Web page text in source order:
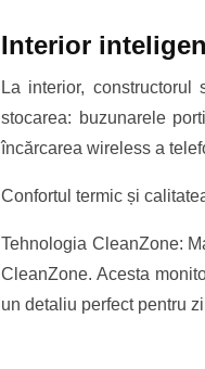
Interior
La interior,
stocarea: buzunarele
încărcarea wireless a
Confortul termic și
Tehnologia CleanZone:
CleanZone. Acesta
un detaliu perfect pentru